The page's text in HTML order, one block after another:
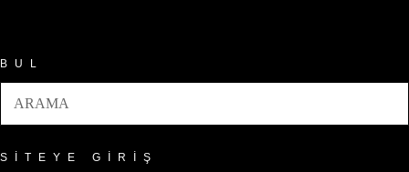
BUL
SITEYE GIRIŞ